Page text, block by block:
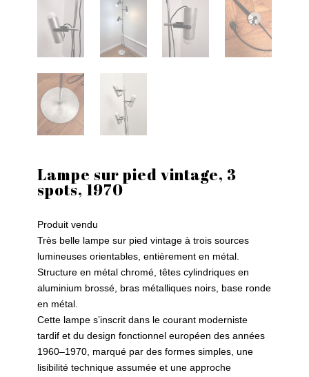
Lampe sur pied vintage, 3
spots, 1970
Produit vendu
Très belle lampe sur pied vintage à trois sources
lumineuses orientables, entièrement en métal.
Structure en métal chromé, têtes cylindriques en
aluminium brossé, bras métalliques noirs, base ronde
en métal.
Cette lampe s’inscrit dans le courant moderniste
tardif et du design fonctionnel européen des années
1960–1970, marqué par des formes simples, une
lisibilité technique assumée et une approche